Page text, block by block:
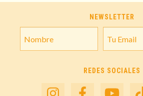
NEWSLETTER
REDES SOCIALES